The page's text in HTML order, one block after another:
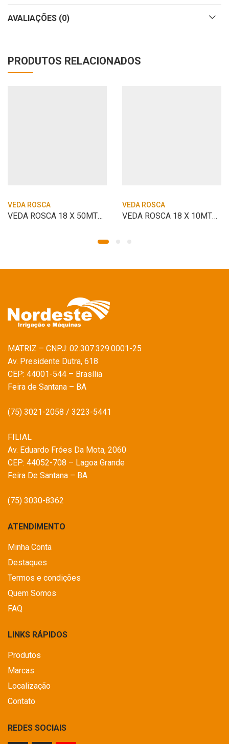
AVALIAÇÕES (0)
PRODUTOS RELACIONADOS
VEDA ROSCA
VEDA ROSCA 18 X 50MTS PISAFIX
VEDA ROSCA
VEDA ROSCA 18 X 10MTS NORTON
MATRIZ – CNPJ: 02.307.329.0001-25
Av. Presidente Dutra, 618
CEP: 44001-544 – Brasília
Feira de Santana – BA
(75) 3021-2058 / 3223-5441
FILIAL
Av. Eduardo Fróes Da Mota, 2060
CEP: 44052-708 – Lagoa Grande
Feira De Santana – BA
(75) 3030-8362
ATENDIMENTO
Minha Conta
Destaques
Termos e condições
Quem Somos
FAQ
LINKS RÁPIDOS
Produtos
Marcas
Localização
Contato
REDES SOCIAIS